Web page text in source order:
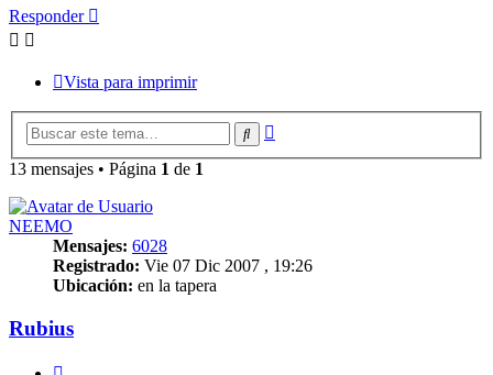
Responder
Vista para imprimir
Buscar
13 mensajes • Página 1 de 1
NEEMO
Mensajes: 6028
Registrado: Vie 07 Dic 2007 , 19:26
Ubicación: en la tapera
Rubius